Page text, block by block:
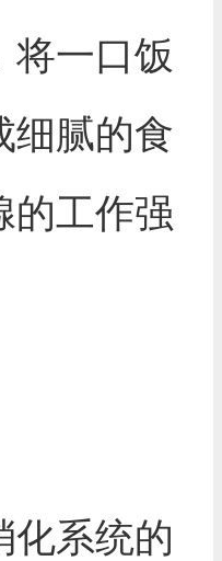
将一口饭
细腻的食
的工作强
化系统的